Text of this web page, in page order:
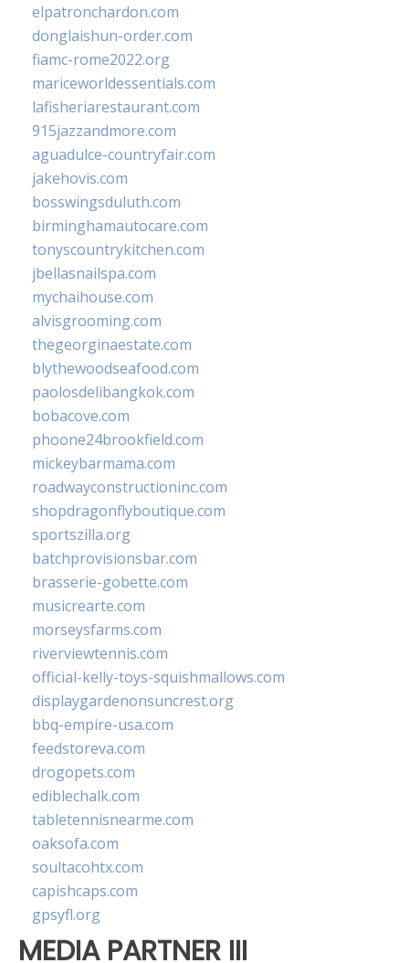
elpatronchardon.com
donglaishun-order.com
fiamc-rome2022.org
mariceworldessentials.com
lafisheriarestaurant.com
915jazzandmore.com
aguadulce-countryfair.com
jakehovis.com
bosswingsduluth.com
birminghamautocare.com
tonyscountrykitchen.com
jbellasnailspa.com
mychaihouse.com
alvisgrooming.com
thegeorginaestate.com
blythewoodseafood.com
paolosdelibangkok.com
bobacove.com
phoone24brookfield.com
mickeybarmama.com
roadwayconstructioninc.com
shopdragonflyboutique.com
sportszilla.org
batchprovisionsbar.com
brasserie-gobette.com
musicrearte.com
morseysfarms.com
riverviewtennis.com
official-kelly-toys-squishmallows.com
displaygardenonsuncrest.org
bbq-empire-usa.com
feedstoreva.com
drogopets.com
ediblechalk.com
tabletennisnearme.com
oaksofa.com
soultacohtx.com
capishcaps.com
gpsyfl.org
MEDIA PARTNER III